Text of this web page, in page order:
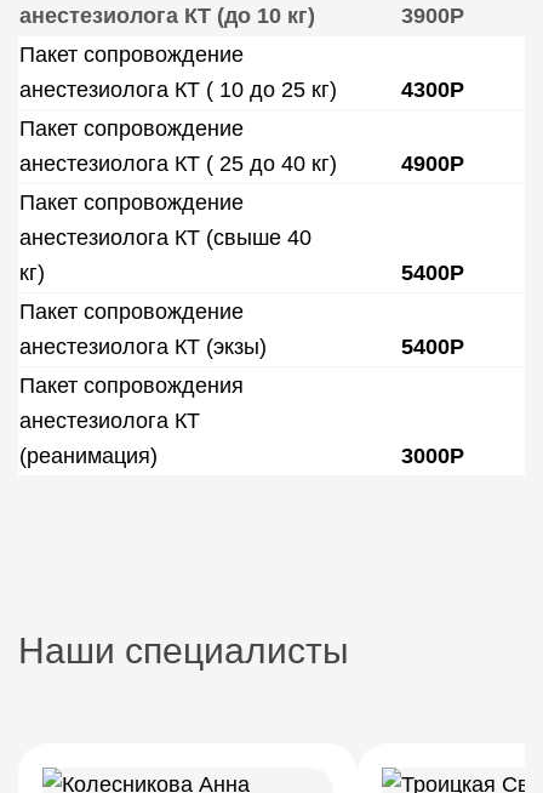
анестезиолога КТ (до 10 кг)
3900Р
Пакет сопровождение
анестезиолога КТ ( 10 до 25 кг)
4300Р
Пакет сопровождение
анестезиолога КТ ( 25 до 40 кг)
4900Р
Пакет сопровождение
анестезиолога КТ (свыше 40
кг)
5400Р
Пакет сопровождение
анестезиолога КТ (экзы)
5400Р
Пакет сопровождения
анестезиолога КТ
(реанимация)
3000Р
Наши специалисты